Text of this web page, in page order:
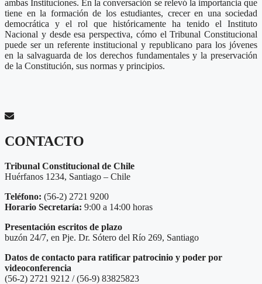
ambas Instituciones. En la conversación se relevó la importancia que
tiene en la formación de los estudiantes, crecer en una sociedad
democrática y el rol que históricamente ha tenido el Instituto
Nacional y desde esa perspectiva, cómo el Tribunal Constitucional
puede ser un referente institucional y republicano para los jóvenes
en la salvaguarda de los derechos fundamentales y la preservación
de la Constitución, sus normas y principios.
CONTACTO
Tribunal Constitucional de Chile
Huérfanos 1234, Santiago – Chile
Teléfono: (56-2) 2721 9200
Horario Secretaría: 9:00 a 14:00 horas
Presentación escritos de plazo
buzón 24/7, en Pje. Dr. Sótero del Río 269, Santiago
Datos de contacto para ratificar patrocinio y poder por
videoconferencia
(56-2) 2721 9212 / (56-9) 83825823